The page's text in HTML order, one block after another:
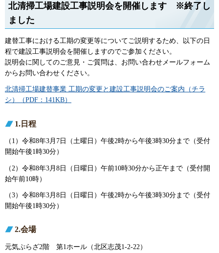
北清掃工場建設工事説明会を開催します ※終了し
ました
建替工事における工期の変更等についてご説明するため、以下の日
程で建設工事説明会を開催しますのでご参加ください。
説明会に関してのご意見・ご質問は、お問い合わせメールフォーム
からお問い合わせください。
北清掃工場建替事業 工期の変更と建設工事説明会のご案内（チラ
シ）（PDF：141KB）
1.日程
（1）令和8年3月7日（土曜日）午後2時から午後3時30分まで（受付
開始午後1時30分）
（2）令和8年3月8日（日曜日）午前10時30分から正午まで（受付開
始午前10時）
（3）令和8年3月8日（日曜日）午後2時から午後3時30分まで（受付
開始午後1時30分）
2.会場
元気ぷらざ2階 第1ホール（北区志茂1-2-22）